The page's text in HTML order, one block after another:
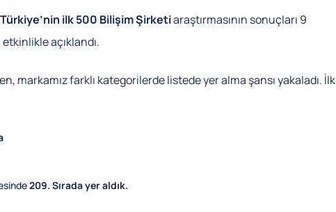
Türkiye’nin ilk 500 Bilişim Şirketiaraştırmasının sonuçları 9
açıklandı.
markamız farklı kategorilerde listede yer alma şansı yakaladı. İlk
209. Sırada yer aldık.